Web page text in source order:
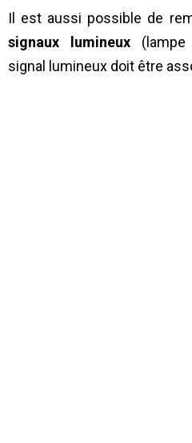
Il est aussi possible de
signaux lumineux(lampe
signal lumineux doit être